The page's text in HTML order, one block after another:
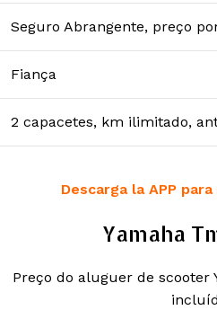
Seguro Abrangente, preço
Fiança
2 capacetes, km ilimitado,
Descarga la APP
Yamaha
Preço do aluguer de scooter